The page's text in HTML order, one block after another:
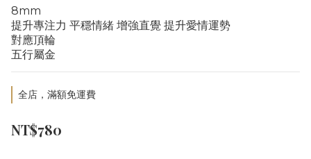
8mm
提升專注力 平穩情緒 增強直覺 提升愛情運勢
對應頂輪
五行屬金
全店，滿額免運費
NT$780